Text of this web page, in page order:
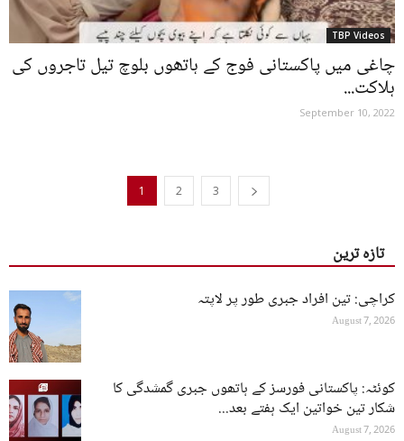
TBP Videos
چاغی میں پاکستانی فوج کے ہاتھوں بلوچ تیل تاجروں کی
ہلاکت...
September 10, 2022
1 2 3
تازہ ترین
کراچی: تین افراد جبری طور پر لاپتہ
August 7, 2026
کوئٹہ: پاکستانی فورسز کے ہاتھوں جبری گمشدگی کا
شکار تین خواتین ایک ہفتے بعد...
August 7, 2026